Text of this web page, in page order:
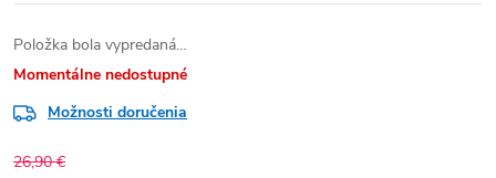
Položka bola vypredaná…
Momentálne nedostupné
Možnosti doručenia
26,90 €